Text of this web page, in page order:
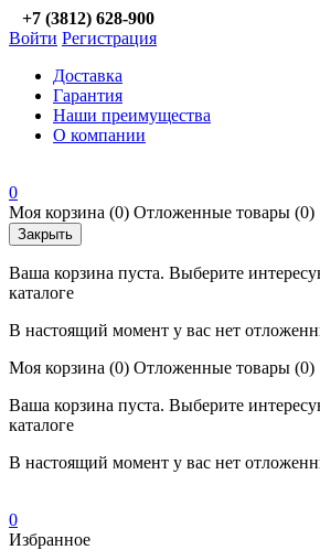
+7 (3812) 628-900
Войти Регистрация
Доставка
Гарантия
Наши преимущества
О компании
0
Моя корзина (0) Отложенные товары (0)
Закрыть
Ваша корзина пуста. Выберите
каталоге
В настоящий момент у вас нет
Моя корзина (0) Отложенные товары (0)
Ваша корзина пуста. Выберите
каталоге
В настоящий момент у вас нет
0
Избранное